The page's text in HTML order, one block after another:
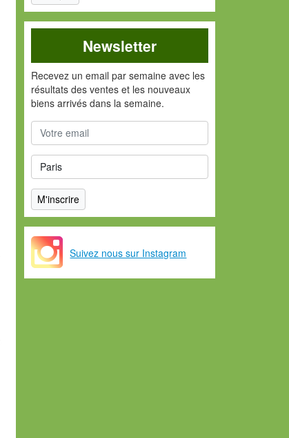
Newsletter
Recevez un email par semaine avec les
résultats des ventes et les nouveaux
biens arrivés dans la semaine.
Suivez nous sur Instagram